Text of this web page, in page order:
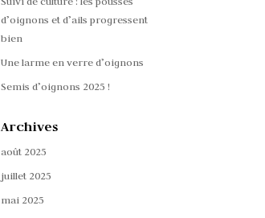
d’oignons et d’ails progressent
bien
Une larme en verre d’oignons
Semis d’oignons 2025 !
Archives
août 2025
juillet 2025
mai 2025